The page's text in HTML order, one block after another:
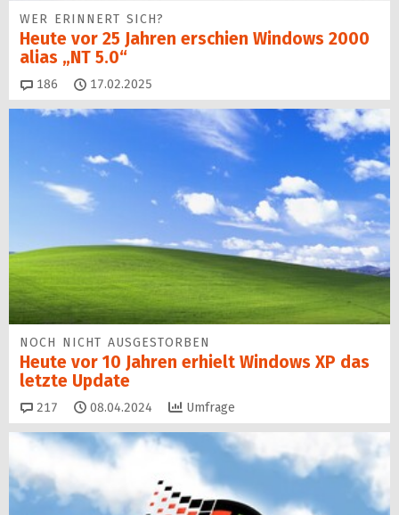
WER ERINNERT SICH?
Heute vor 25 Jahren erschien Windows 2000
alias „NT 5.0“
186 Kommentare
17.02.2025
NOCH NICHT AUSGESTORBEN
Heute vor 10 Jahren erhielt Windows XP das
letzte Update
217 Kommentare
08.04.2024 Umfrage